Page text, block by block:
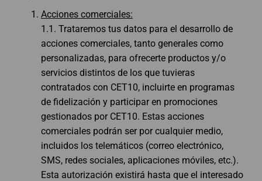
Acciones comerciales:
1.1. Trataremos tus datos para el desarrollo de
acciones comerciales, tanto generales como
personalizadas, para ofrecerte productos y/o
servicios distintos de los que tuvieras
contratados con CET10, incluirte en programas
de fidelización y participar en promociones
gestionados por CET10. Estas acciones
comerciales podrán ser por cualquier medio,
incluidos los telemáticos (correo electrónico,
SMS, redes sociales, aplicaciones móviles, etc.).
Esta autorización existirá hasta que el interesado